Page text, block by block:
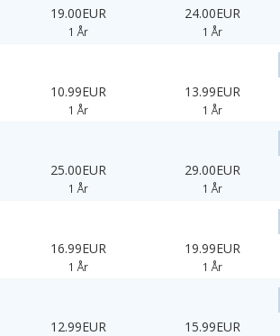
19.00EUR
1 År
24.00EUR
1 År
10.99EUR
1 År
13.99EUR
1 År
25.00EUR
1 År
29.00EUR
1 År
16.99EUR
1 År
19.99EUR
1 År
12.99EUR 15.99EUR